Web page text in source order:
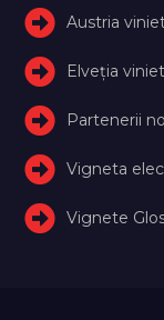
Austria
Elveţia
Partenerii
Vigneta
Vignete